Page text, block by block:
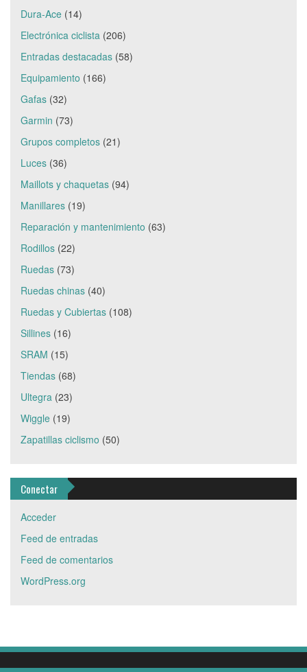
Dura-Ace (14)
Electrónica ciclista (206)
Entradas destacadas (58)
Equipamiento (166)
Gafas (32)
Garmin (73)
Grupos completos (21)
Luces (36)
Maillots y chaquetas (94)
Manillares (19)
Reparación y mantenimiento (63)
Rodillos (22)
Ruedas (73)
Ruedas chinas (40)
Ruedas y Cubiertas (108)
Sillines (16)
SRAM (15)
Tiendas (68)
Ultegra (23)
Wiggle (19)
Zapatillas ciclismo (50)
Conectar
Acceder
Feed de entradas
Feed de comentarios
WordPress.org